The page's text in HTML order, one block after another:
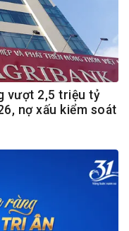
vượt 2,5 triệu tỷ
nợ xấu kiểm soát